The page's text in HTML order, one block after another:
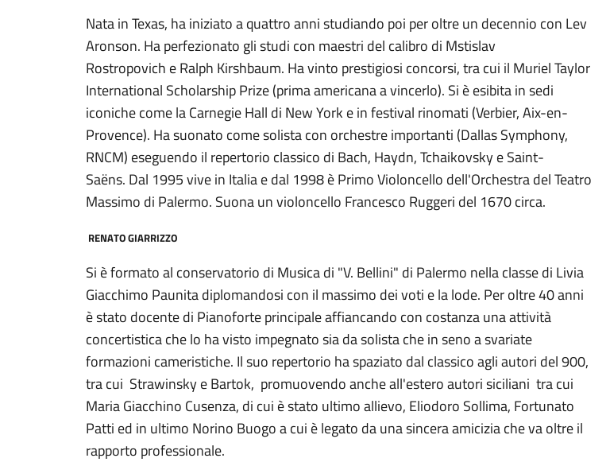
Nata in Texas, ha iniziato a quattro anni studiando poi per oltre un decennio con Lev
Aronson. Ha perfezionato gli studi con maestri del calibro di Mstislav
Rostropovich e Ralph Kirshbaum. Ha vinto prestigiosi concorsi, tra cui il Muriel Taylor
International Scholarship Prize (prima americana a vincerlo). Si è esibita in sedi
iconiche come la Carnegie Hall di New York e in festival rinomati (Verbier, Aix-en-
Provence). Ha suonato come solista con orchestre importanti (Dallas Symphony,
RNCM) eseguendo il repertorio classico di Bach, Haydn, Tchaikovsky e Saint-
Saëns. Dal 1995 vive in Italia e dal 1998 è Primo Violoncello dell'Orchestra del Teatro
Massimo di Palermo. Suona un violoncello Francesco Ruggeri del 1670 circa.
RENATO GIARRIZZO
Si è formato al conservatorio di Musica di "V. Bellini" di Palermo nella classe di Livia
Giacchimo Paunita diplomandosi con il massimo dei voti e la lode. Per oltre 40 anni
è stato docente di Pianoforte principale affiancando con costanza una attività
concertistica che lo ha visto impegnato sia da solista che in seno a svariate
formazioni cameristiche. Il suo repertorio ha spaziato dal classico agli autori del 900,
tra cui Strawinsky e Bartok, promuovendo anche all'estero autori siciliani tra cui
Maria Giacchino Cusenza, di cui è stato ultimo allievo, Eliodoro Sollima, Fortunato
Patti ed in ultimo Norino Buogo a cui è legato da una sincera amicizia che va oltre il
rapporto professionale.